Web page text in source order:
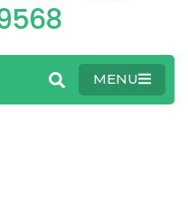
MENU